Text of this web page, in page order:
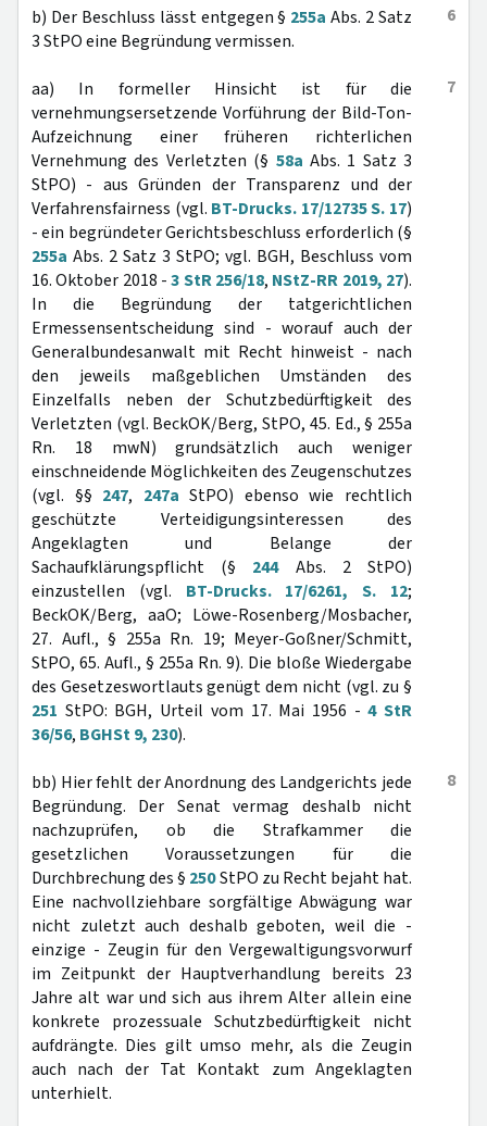
6
b) Der Beschluss lässt entgegen § 255a Abs. 2 Satz
3 StPO eine Begründung vermissen.
7
aa) In formeller Hinsicht ist für die
vernehmungsersetzende Vorführung der Bild-Ton-
Aufzeichnung einer früheren richterlichen
Vernehmung des Verletzten (§ 58a Abs. 1 Satz 3
StPO) - aus Gründen der Transparenz und der
Verfahrensfairness (vgl. BT-Drucks. 17/12735 S. 17)
- ein begründeter Gerichtsbeschluss erforderlich (§
255a Abs. 2 Satz 3 StPO; vgl. BGH, Beschluss vom
16. Oktober 2018 -3 StR 256/18, NStZ-RR 2019, 27).
In die Begründung der tatgerichtlichen
Ermessensentscheidung sind - worauf auch der
Generalbundesanwalt mit Recht hinweist - nach
den jeweils maßgeblichen Umständen des
Einzelfalls neben der Schutzbedürftigkeit des
Verletzten (vgl. BeckOK/Berg, StPO, 45. Ed., § 255a
Rn. 18 mwN) grundsätzlich auch weniger
einschneidende Möglichkeiten des Zeugenschutzes
(vgl. §§ 247, 247a StPO) ebenso wie rechtlich
geschützte Verteidigungsinteressen des
Angeklagten und Belange der
Sachaufklärungspflicht (§ 244Abs. 2 StPO)
einzustellen (vgl. BT-Drucks. 17/6261, S. 12;
BeckOK/Berg, aaO; Löwe-Rosenberg/Mosbacher,
27. Aufl., § 255a Rn. 19; Meyer-Goßner/Schmitt,
StPO, 65. Aufl., § 255a Rn. 9). Die bloße Wiedergabe
des Gesetzeswortlauts genügt dem nicht (vgl. zu §
251 StPO: BGH, Urteil vom 17. Mai 1956 -4 StR
36/56, BGHSt 9, 230).
8
bb) Hier fehlt der Anordnung des Landgerichts jede
Begründung. Der Senat vermag deshalb nicht
nachzuprüfen, ob die Strafkammer die
gesetzlichen Voraussetzungen für die
Durchbrechung des § 250StPO zu Recht bejaht hat.
Eine nachvollziehbare sorgfältige Abwägung war
nicht zuletzt auch deshalb geboten, weil die -
einzige - Zeugin für den Vergewaltigungsvorwurf
im Zeitpunkt der Hauptverhandlung bereits 23
Jahre alt war und sich aus ihrem Alter allein eine
konkrete prozessuale Schutzbedürftigkeit nicht
aufdrängte. Dies gilt umso mehr, als die Zeugin
auch nach der Tat Kontakt zum Angeklagten
unterhielt.